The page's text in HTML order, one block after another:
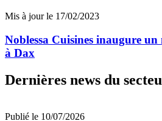
Mis à jour le 17/02/2023
Noblessa Cuisines inaugure
à Dax
Dernières news du
Publié le 10/07/2026